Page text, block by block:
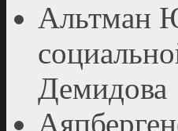
Альтман
Демидова